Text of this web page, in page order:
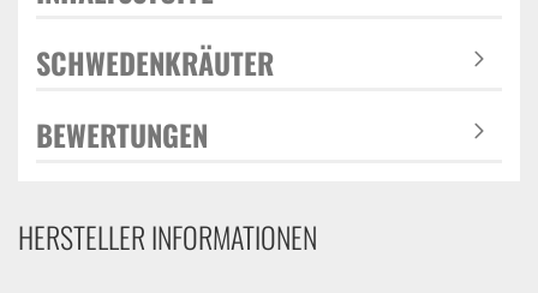
SCHWEDENKRÄUTER
BEWERTUNGEN
HERSTELLER INFORMATIONEN